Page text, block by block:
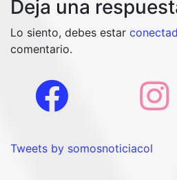
Deja una
Lo siento, debes estar
comentario.
Tweets by somosnoticiacol